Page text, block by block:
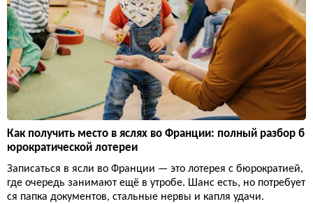
Как получить место в яслях во Франции: полный разбор б
юрократической лотереи
Записаться в ясли во Франции — это лотерея с бюрократией,
где очередь занимают ещё в утробе. Шанс есть, но потребует
ся папка документов, стальные нервы и капля удачи.